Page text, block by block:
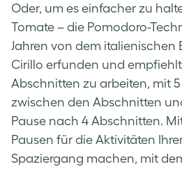
Oder, um es einfacher zu
Tomate – die Pomodoro-
Jahren von dem italienischen
Cirillo erfunden und
Abschnitten zu arbeiten, mit
zwischen den Abschnitten
Pause nach 4 Abschnitten.
Pausen für die Aktivitäten
Spaziergang machen, mit